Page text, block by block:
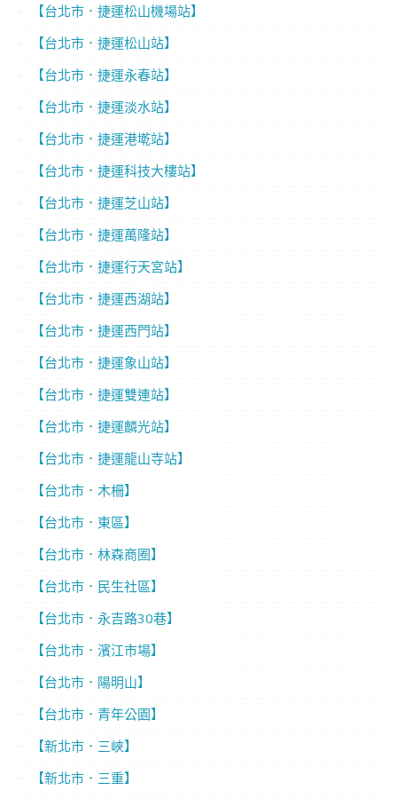
【台北市．捷運松山機場站】
【台北市．捷運松山站】
【台北市．捷運永春站】
【台北市．捷運淡水站】
【台北市．捷運港墘站】
【台北市．捷運科技大樓站】
【台北市．捷運芝山站】
【台北市．捷運萬隆站】
【台北市．捷運行天宮站】
【台北市．捷運西湖站】
【台北市．捷運西門站】
【台北市．捷運象山站】
【台北市．捷運雙連站】
【台北市．捷運麟光站】
【台北市．捷運龍山寺站】
【台北市．木柵】
【台北市．東區】
【台北市．林森商圈】
【台北市．民生社區】
【台北市．永吉路30巷】
【台北市．濱江市場】
【台北市．陽明山】
【台北市．青年公園】
【新北市．三峽】
【新北市．三重】